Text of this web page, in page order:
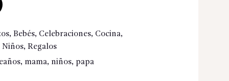
, Bebés, Celebraciones, Cocina,
Niños, Regalos
, mama, niños, papa